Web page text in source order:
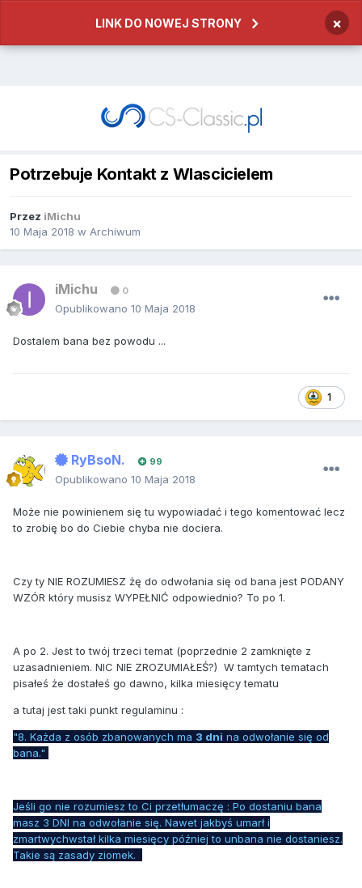
LINK DO NOWEJ STRONY ×
Potrzebuje Kontakt z Wlascicielem
Przez iMichu
10 Maja 2018 w Archiwum
iMichu 0
Opublikowano 10 Maja 2018
Dostalem bana bez powodu ...
1
RyBsoN. 99
Opublikowano 10 Maja 2018
Może nie powinienem się tu wypowiadać i tego komentować lecz
to zrobię bo do Ciebie chyba nie dociera.
Czy ty NIE ROZUMIESZ żę do odwołania się od bana jest PODANY
WZÓR który musisz WYPEŁNIĆ odpowiednio? To po 1.
A po 2. Jest to twój trzeci temat (poprzednie 2 zamknięte z
uzasadnieniem. NIC NIE ZROZUMIAŁEŚ?) W tamtych tematach
pisałeś że dostałeś go dawno, kilka miesięcy tematu
a tutaj jest taki punkt regulaminu :
"8. Każda z osób zbanowanych ma 3 dni na odwołanie się od
bana."
Jeśli go nie rozumiesz to Ci przetłumaczę : Po dostaniu bana
masz 3 DNI na odwołanie się. Nawet jakbyś umarł i
zmartwychwstał kilka miesięcy później to unbana nie dostaniesz.
Takie są zasady ziomek.